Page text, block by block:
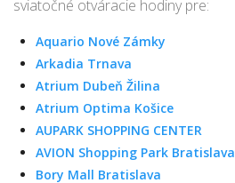
sviatočné otváracie hodiny pre:
Aquario Nové Zámky
Arkadia Trnava
Atrium Dubeň Žilina
Atrium Optima Košice
AUPARK SHOPPING CENTER
AVION Shopping Park Bratislava
Bory Mall Bratislava